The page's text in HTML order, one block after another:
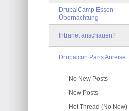
DrupalCamp Essen -
Übernachtung
Intranet anschauen?
Drupalcon Paris Anreise
No New Posts
New Posts
Hot Thread (No New)